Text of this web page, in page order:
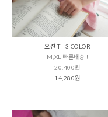
오션 T - 3 COLOR
M,XL 빠른배송 !
20,400원
14,280원